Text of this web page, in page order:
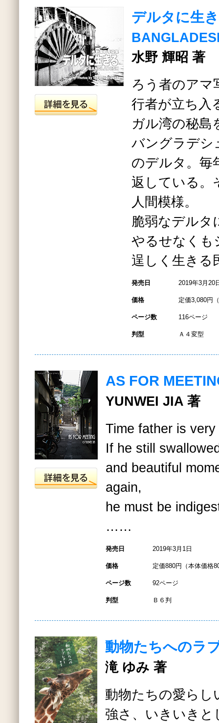
デルタに生
水野 輝昭 著
ろう者のアマ
行者が立ち入
ガル湾の秘島
バングラデシ
のデルタ。毎
返している。
人間模様。
脆弱なデルタ
やるせなくも
逞しく生き
発売日 2019年3月20
価格 定価3,080円
ページ数 116ページ
判型 Ａ４変型
AS FOR
YUNWEI JIA 著
Time father is
If he still
and beautiful
again,
he must be
……
発売日 2019年3月1日
価格 定価880円（本体価格
ページ数 92ページ
判型 Ｂ６判
動物たちへのラ
滝 ゆみ 著
動物たちの愛らし
強さ、いきいきと